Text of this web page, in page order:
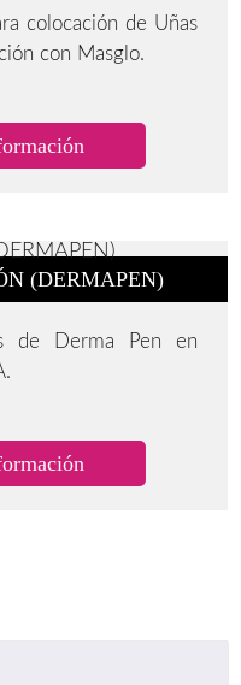
colocación de Uñas
con Masglo.
(DERMAPEN)
de Derma Pen en